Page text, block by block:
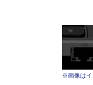
※画像はイ